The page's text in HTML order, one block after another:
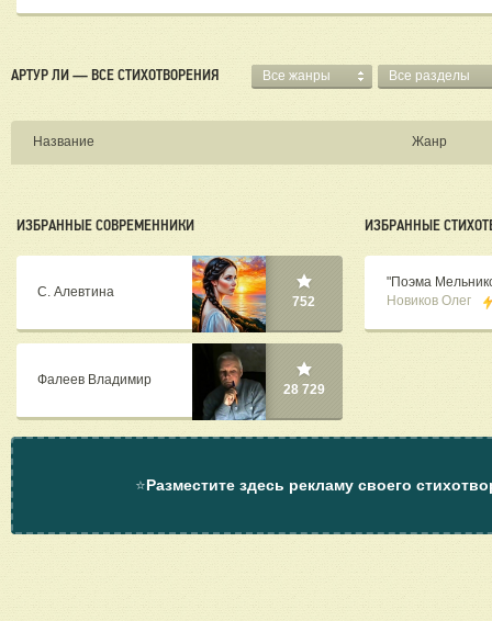
АРТУР ЛИ — ВСЕ СТИХОТВОРЕНИЯ Все жанры Все разделы
Название Жанр
ИЗБРАННЫЕ СОВРЕМЕННИКИ
С. Алевтина
752
Фалеев Владимир
28 729
ИЗБРАННЫЕ
"Поэма
Новиков Олег
⭐Разместите здесь рекламу своего